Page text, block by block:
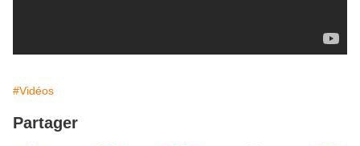
#Vidéos
Partager